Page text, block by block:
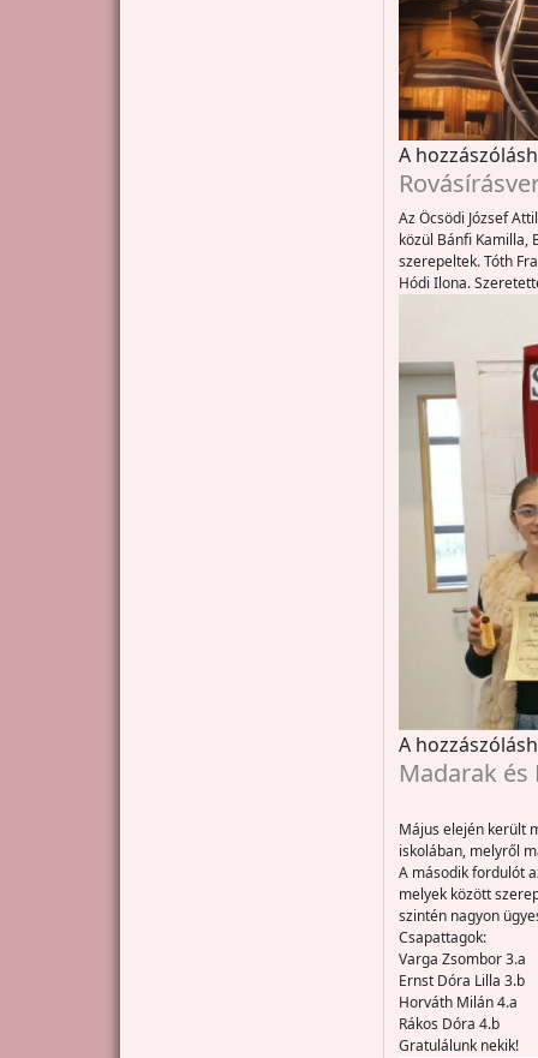
A
Az Öcsödi József
közül Bánfi Kamilla,
szerepeltek. Tóth
Hódi Ilona.
A
Madarak és
Május elején került
iskolában, melyről
A második fordulót
melyek között
szintén nagyon
Csapattagok:
Varga Zsombor 3.a
Ernst Dóra Lilla 3.b
Horváth Milán 4.a
Rákos Dóra 4.b
Gratulálunk nekik!